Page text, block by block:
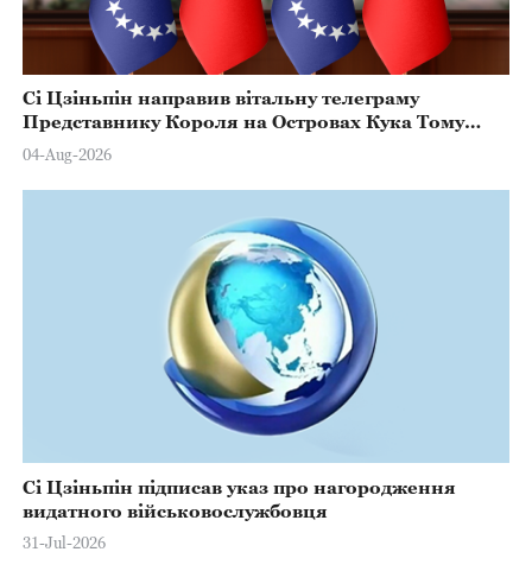
Сі Цзіньпін направив вітальну телеграму
Представнику Короля на Островах Кука Тому
Марстерсу з нагоди Дня Конституції
04-Aug-2026
Сі Цзіньпін підписав указ про нагородження
видатного військовослужбовця
31-Jul-2026